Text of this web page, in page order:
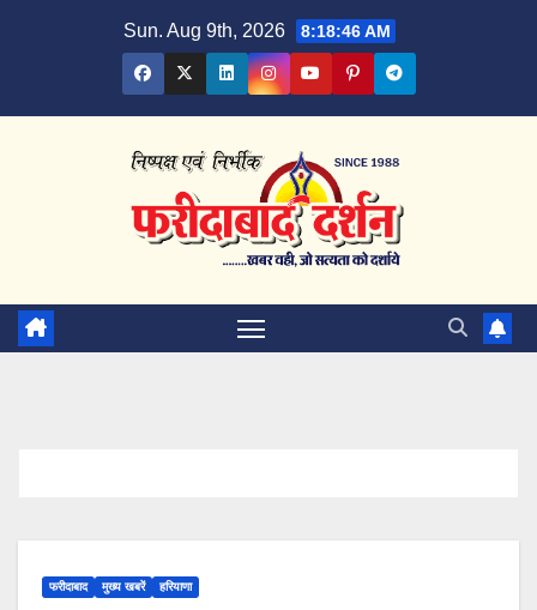
Sun. Aug 9th, 2026 8:18:47 AM
फरीदाबाद मुख्य खबरें हरियाणा